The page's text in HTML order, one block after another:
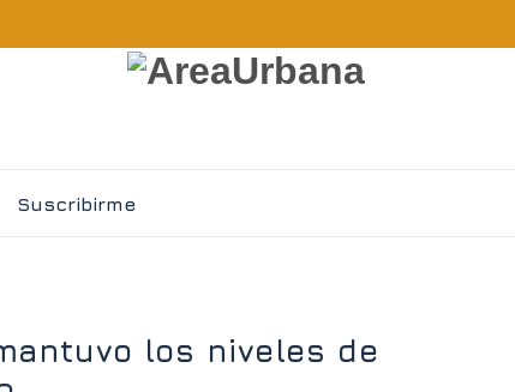
Suscribirme
los niveles de